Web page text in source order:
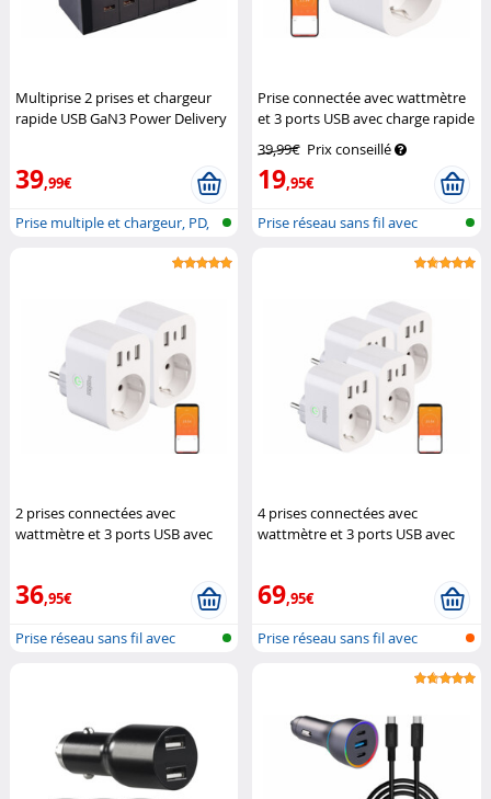
Multiprise 2 prises et chargeur
rapide USB GaN3 Power Delivery
39,99€
Prise multiple et chargeur, PD,
Prise connectée avec wattmètre
et 3 ports USB avec charge rapide
Luminea Home Control
39,99€ Prix conseillé
19,95€
Prise réseau sans fil avec
2 prises connectées avec
wattmètre et 3 ports USB avec
36,95€
Prise réseau sans fil avec
4 prises connectées avec
wattmètre et 3 ports USB avec
69,95€
Prise réseau sans fil avec